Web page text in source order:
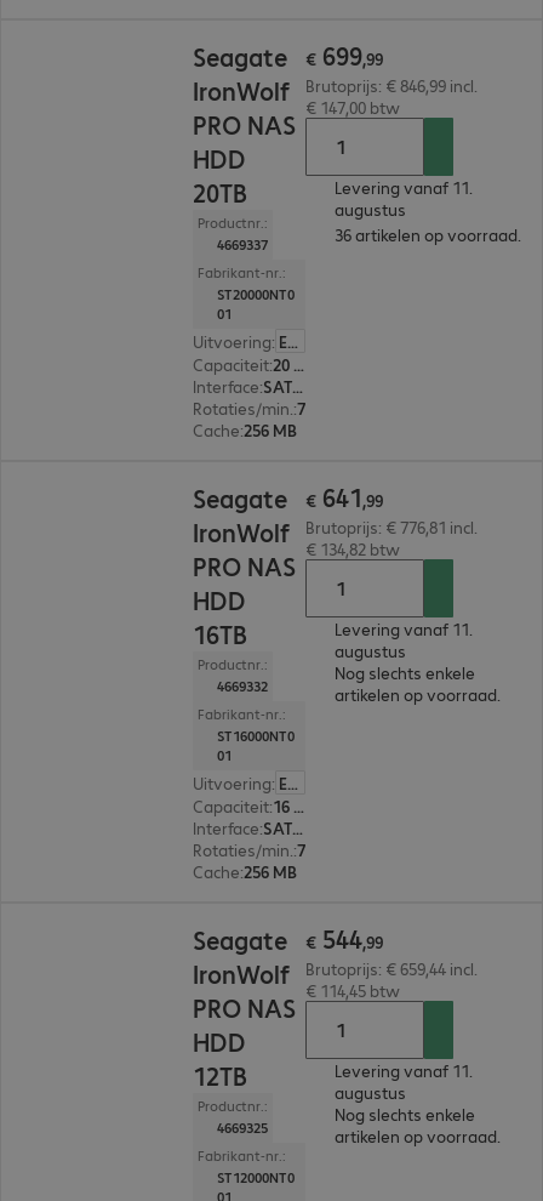
Seagate
IronWolf
PRO NAS
HDD
20TB
Productnr.:
4669337
Fabrikant-nr.:
ST20000NT0
01
Uitvoering: Europa
Capaciteit:
20 TB
Interface:
SATA 3.0 (6 Gbit/s) 8,9 cm (3,5")
Rotaties/min. : 7.200 rpm
Cache:256 MB
€ 699,99
Brutoprijs: € 846,99 incl.
€ 147,00 btw
Levering vanaf 11.
augustus
36 artikelen op voorraad.
Seagate
IronWolf
PRO NAS
HDD
16TB
Productnr.:
4669332
Fabrikant-nr.:
ST16000NT0
01
Uitvoering: Europa
Capaciteit:
16 TB
Interface:
SATA 3.0 (6 Gbit/s) 8,9 cm (3,5")
Rotaties/min. : 7.200 rpm
Cache:256 MB
€ 641,99
Brutoprijs: € 776,81 incl.
€ 134,82 btw
Levering vanaf 11.
augustus
Nog slechts enkele
artikelen op voorraad.
Seagate
IronWolf
PRO NAS
HDD
12TB
Productnr.:
4669325
Fabrikant-nr.:
ST12000NT0
01
€ 544,99
Brutoprijs: € 659,44 incl.
€ 114,45 btw
Levering vanaf 11.
augustus
Nog slechts enkele
artikelen op voorraad.